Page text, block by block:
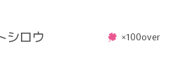
シロウ ×100over